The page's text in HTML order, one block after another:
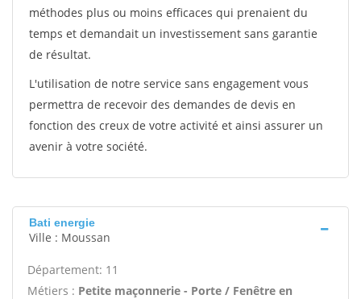
méthodes plus ou moins efficaces qui prenaient du
temps et demandait un investissement sans garantie
de résultat.
L'utilisation de notre service sans engagement vous
permettra de recevoir des demandes de devis en
fonction des creux de votre activité et ainsi assurer un
avenir à votre société.
Bati energie
Ville : Moussan
Département: 11
Métiers : Petite maçonnerie - Porte / Fenêtre en